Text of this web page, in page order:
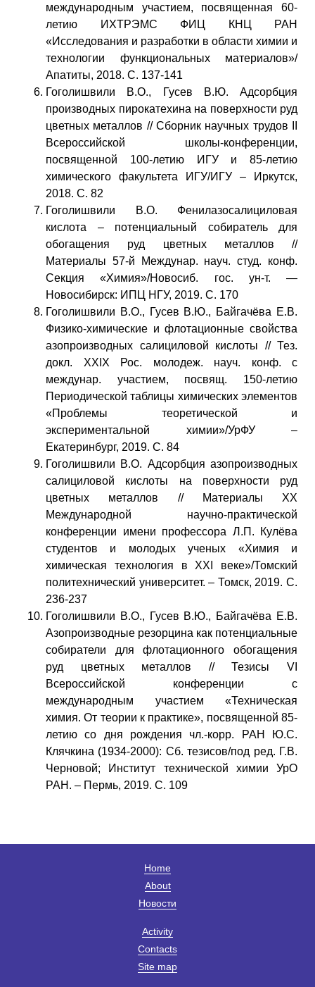
международным участием, посвященная 60-
летию ИХТРЭМС ФИЦ КНЦ РАН
«Исследования и разработки в области химии и
технологии функциональных материалов»/
Апатиты, 2018. С. 137-141
Гоголишвили В.О., Гусев В.Ю. Адсорбция
производных пирокатехина на поверхности руд
цветных металлов // Сборник научных трудов II
Всероссийской школы-конференции,
посвященной 100-летию ИГУ и 85-летию
химического факультета ИГУ/ИГУ – Иркутск,
2018. С. 82
Гоголишвили В.О. Фенилазосалициловая
кислота – потенциальный собиратель для
обогащения руд цветных металлов //
Материалы 57-й Междунар. науч. студ. конф.
Секция «Химия»/Новосиб. гос. ун-т. —
Новосибирск: ИПЦ НГУ, 2019. С. 170
Гоголишвили В.О., Гусев В.Ю., Байгачёва Е.В.
Физико-химические и флотационные свойства
азопроизводных салициловой кислоты // Тез.
докл. XXIX Рос. молодеж. науч. конф. с
междунар. участием, посвящ. 150-летию
Периодической таблицы химических элементов
«Проблемы теоретической и
экспериментальной химии»/УрФУ –
Екатеринбург, 2019. С. 84
Гоголишвили В.О. Адсорбция азопроизводных
салициловой кислоты на поверхности руд
цветных металлов // Материалы XX
Международной научно-практической
конференции имени профессора Л.П. Кулёва
студентов и молодых ученых «Химия и
химическая технология в XXI веке»/Томский
политехнический университет. – Томск, 2019. С.
236-237
Гоголишвили В.О., Гусев В.Ю., Байгачёва Е.В.
Азопроизводные резорцина как потенциальные
собиратели для флотационного обогащения
руд цветных металлов // Тезисы VI
Всероссийской конференции с
международным участием «Техническая
химия. От теории к практике», посвященной 85-
летию со дня рождения чл.-корр. РАН Ю.С.
Клячкина (1934-2000): Сб. тезисов/под ред. Г.В.
Черновой; Институт технической химии УрО
РАН. – Пермь, 2019. С. 109
Home
About
Новости
Activity
Contacts
Site map